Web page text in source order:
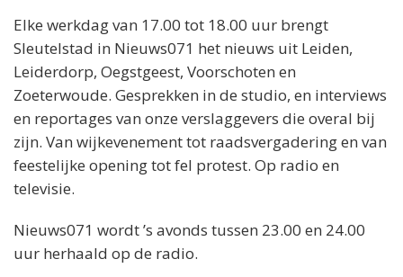
Elke werkdag van 17.00 tot 18.00 uur brengt
Sleutelstad in Nieuws071 het nieuws uit Leiden,
Leiderdorp, Oegstgeest, Voorschoten en
Zoeterwoude. Gesprekken in de studio, en interviews
en reportages van onze verslaggevers die overal bij
zijn. Van wijkevenement tot raadsvergadering en van
feestelijke opening tot fel protest. Op radio en
televisie.
Nieuws071 wordt ’s avonds tussen 23.00 en 24.00
uur herhaald op de radio.